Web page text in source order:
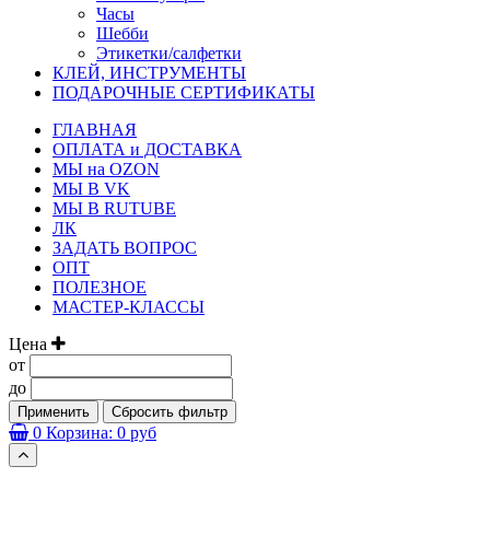
Часы
Шебби
Этикетки/салфетки
КЛЕЙ, ИНСТРУМЕНТЫ
ПОДАРОЧНЫЕ СЕРТИФИКАТЫ
ГЛАВНАЯ
ОПЛАТА и ДОСТАВКА
МЫ на OZON
МЫ В VK
МЫ В RUTUBE
ЛК
ЗАДАТЬ ВОПРОС
ОПТ
ПОЛЕЗНОЕ
МАСТЕР-КЛАССЫ
Цена
от
до
Применить Сбросить фильтр
0 Корзина: 0 руб